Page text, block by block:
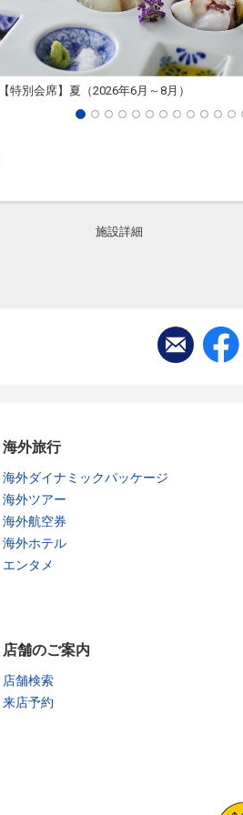
【特別会席】夏（2026年6月～8月）
施設詳細
海外旅行
海外ダイナミックパッケージ
海外ツアー
海外航空券
海外ホテル
エンタメ
店舗のご案内
店舗検索
来店予約